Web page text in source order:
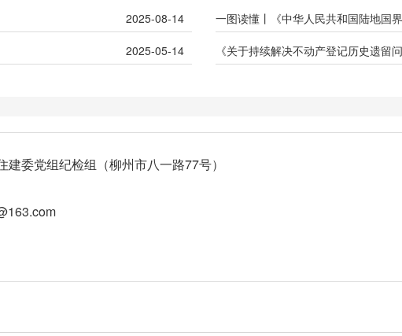
2025-08-14
2025-05-14
一图读懂丨《中华人民共和国陆地国界
《关于持续解决不动产登记历史遗留
委党组纪检组（柳州市八一路77号）